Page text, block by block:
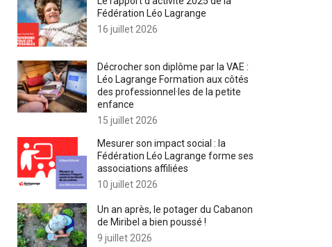
Fédération Léo Lagrange
16 juillet 2026
Décrocher son diplôme par la VAE :
Léo Lagrange Formation aux côtés
des professionnel·les de la petite
enfance
15 juillet 2026
Mesurer son impact social : la
Fédération Léo Lagrange forme ses
associations affiliées
10 juillet 2026
Un an après, le potager du Cabanon
de Miribel a bien poussé !
9 juillet 2026